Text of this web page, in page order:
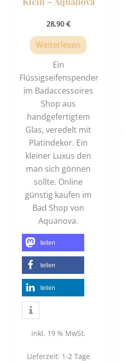
28,90 €
Weiterlesen
Ein
Flüssigseifenspender
im Badaccessoires
Shop aus
handgefertigtem
Glas, veredelt mit
Platindekor. Ein
kleiner Luxus den
man sich gönnen
sollte. Online
günstig kaufen im
Bad Shop von
Aquanova.
teilen
teilen
teilen
inkl. 19 % MwSt.
Lieferzeit: 1-2 Tage